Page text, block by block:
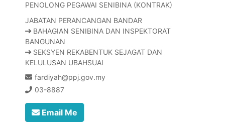
PENOLONG PEGAWAI SENIBINA (KONTRAK)
JABATAN PERANCANGAN BANDAR
BAHAGIAN SENIBINA DAN INSPEKTORAT
BANGUNAN
SEKSYEN REKABENTUK SEJAGAT DAN
KELULUSAN UBAHSUAI
fardiyah@ppj.gov.my
03-8887
Email Me